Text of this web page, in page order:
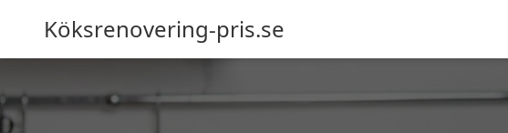
Köksrenovering-pris.se